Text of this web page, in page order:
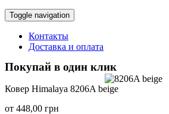
Toggle navigation
Контакты
Доставка и оплата
Покупай в один клик
Ковер Himalaya 8206A beige
от 448,00 грн